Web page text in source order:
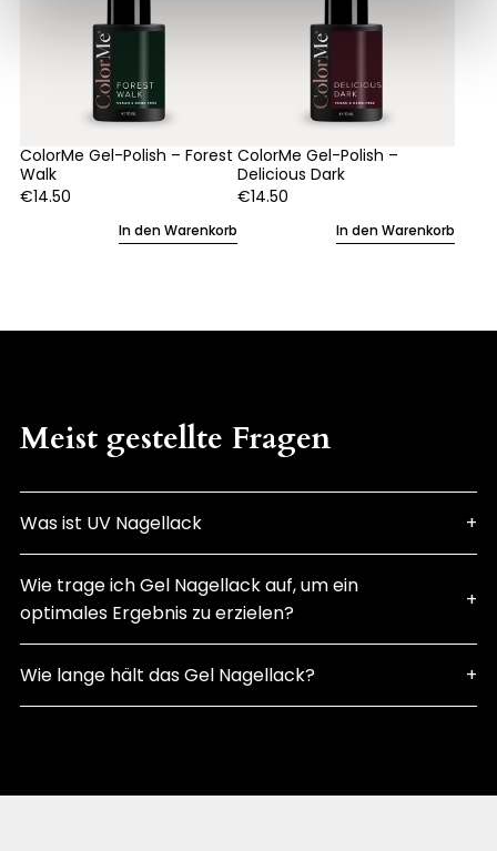
ColorMe Gel-Polish – Forest
Walk
€14.50
In den Warenkorb
ColorMe Gel-Polish –
Delicious Dark
€14.50
In den Warenkorb
Meist gestellte Fragen
Was ist UV Nagellack
Wie trage ich Gel Nagellack auf, um ein
optimales Ergebnis zu erzielen?
Wie lange hält das Gel Nagellack?